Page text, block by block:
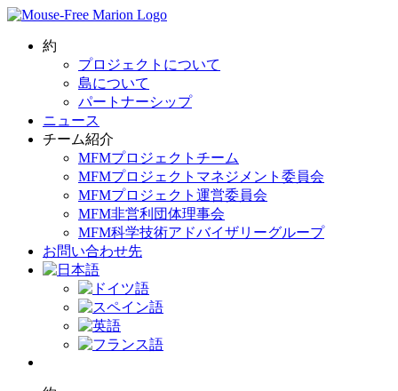
Skip
content約
プロジェクトについて
島について
パートナーシップ
ニュース
チーム紹介
MFMプロジェクトチーム
MFMプロジェクトマネジメント委員会
MFMプロジェクト運営委員会
MFM非営利団体理事会
MFM科学技術アドバイザリーグループ
お問い合わせ先